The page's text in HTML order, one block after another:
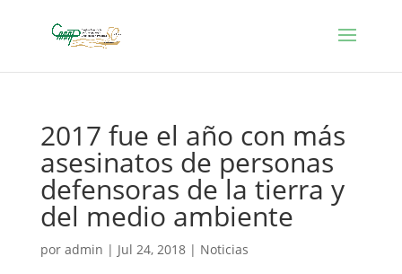
2017 fue el año con más
asesinatos de personas
defensoras de la tierra y
del medio ambiente
por admin | Jul 24, 2018| Noticias